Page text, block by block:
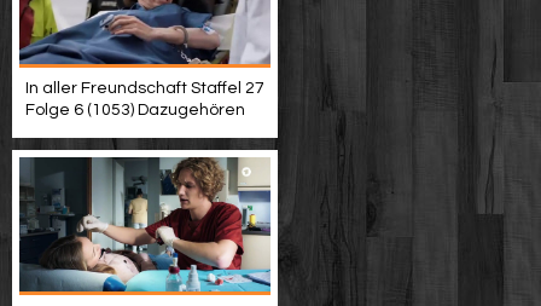
In aller Freundschaft Staffel 27
Folge 6 (1053) Dazugehören